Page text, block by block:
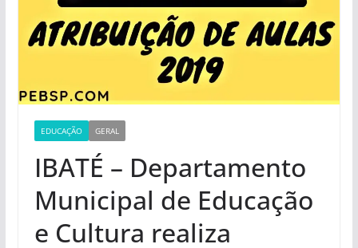
EDUCAÇÃO GERAL
IBATÉ – Departamento
Municipal de Educação
e Cultura realiza